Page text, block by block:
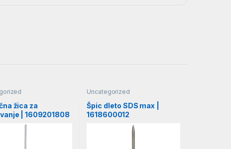
žica za
| 1609201808
Uncategorized
Špic dleto SDS max |
1618600012